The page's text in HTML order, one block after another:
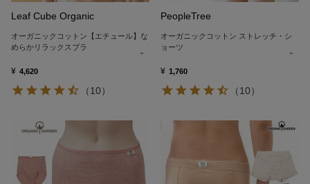
Leaf Cube Organic
オーガニックコットン【エチュール】な
めらかリラックスブラ
¥ 4,620
（10）
PeopleTree
オーガニックコットン ストレッチ・シ
ョーツ
¥ 1,760
（10）